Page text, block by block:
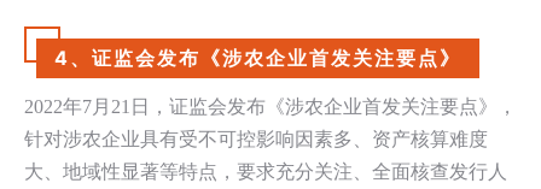
4、证监会发布《涉农企业首发关注要点》
2022年7月 21 日，证监会发布《涉农企业首发关注要点》，
针对涉农企业具有受不可控影响因素多、资产核算难度
大、地域性显著等特点，要求充分关注、全面核查发行人